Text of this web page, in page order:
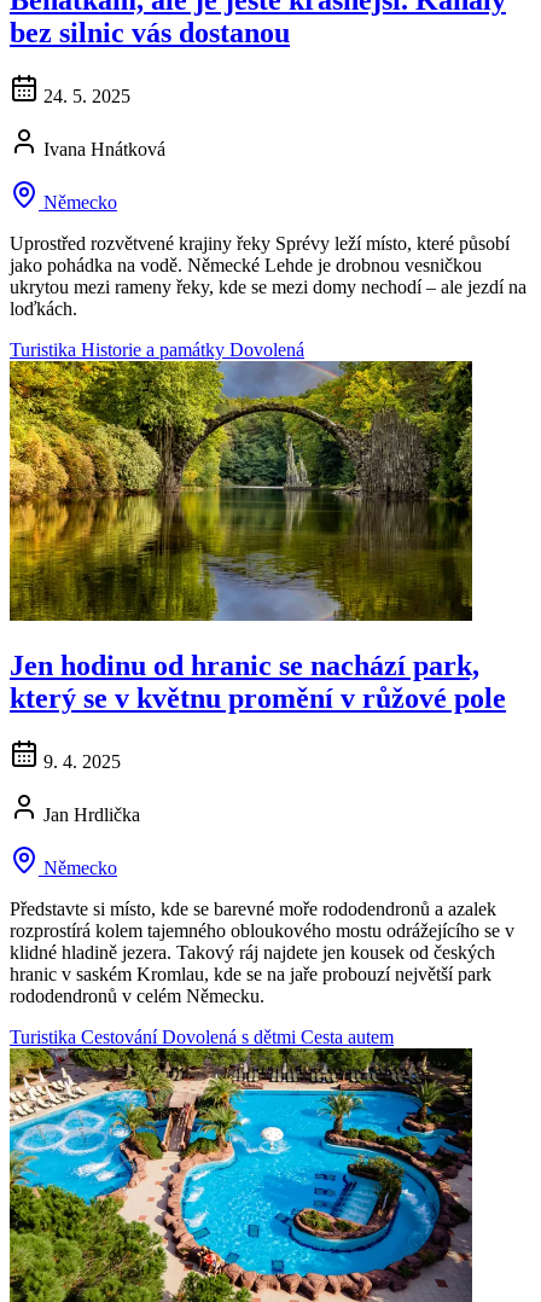
bez silnic vás dostanou
24. 5. 2025
Ivana Hnátková
Německo
Uprostřed rozvětvené krajiny řeky Sprévy leží místo, které působí
jako pohádka na vodě. Německé Lehde je drobnou vesničkou
ukrytou mezi rameny řeky, kde se mezi domy nechodí – ale jezdí na
loďkách.
Turistika Historie a památky Dovolená
Jen hodinu od hranic se nachází park,
který se v květnu promění v růžové pole
9. 4. 2025
Jan Hrdlička
Německo
Představte si místo, kde se barevné moře rododendronů a azalek
rozprostírá kolem tajemného obloukového mostu odrážejícího se v
klidné hladině jezera. Takový ráj najdete jen kousek od českých
hranic v saském Kromlau, kde se na jaře probouzí největší park
rododendronů v celém Německu.
Turistika CestováníDovolená s dětmi Cesta autem